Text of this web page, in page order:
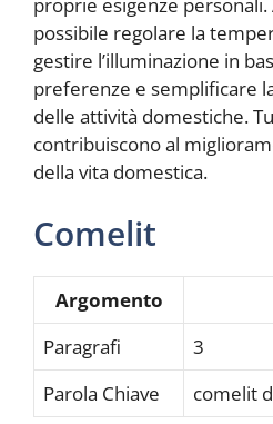
possibile regolare la
gestire l’illuminazione in
preferenze e semplificare
delle attività domestiche.
contribuiscono al
della vita domestica.
Comelit
Argomento
Paragrafi
3
Parola Chiave
comelit